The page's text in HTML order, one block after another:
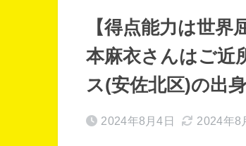
【得点能力は世
本麻衣さんはご近
ス(安佐北区)の出
2024年8月4日 2024年8